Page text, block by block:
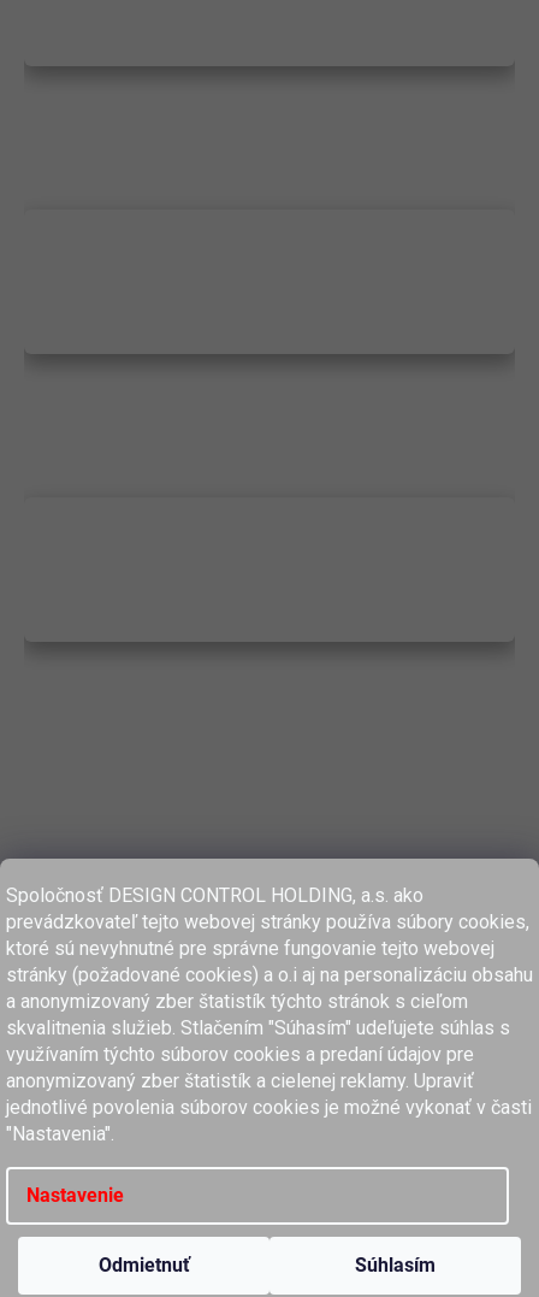
Spoločnosť DESIGN CONTROL HOLDING, a.s. ako
prevádzkovateľ tejto webovej stránky používa súbory cookies,
ktoré sú nevyhnutné pre správne fungovanie tejto webovej
stránky (požadované cookies) a o.i aj na personalizáciu obsahu
a anonymizovaný zber štatistík týchto stránok s cieľom
skvalitnenia služieb. Stlačením "Súhasím" udeľujete súhlas s
využívaním týchto súborov cookies a predaní údajov pre
anonymizovaný zber štatistík a cielenej reklamy. Upraviť
jednotlivé povolenia súborov cookies je možné vykonať v časti
"Nastavenia".
Nastavenie
Odmietnuť Súhlasím
women'secret
SPRINGFIELD